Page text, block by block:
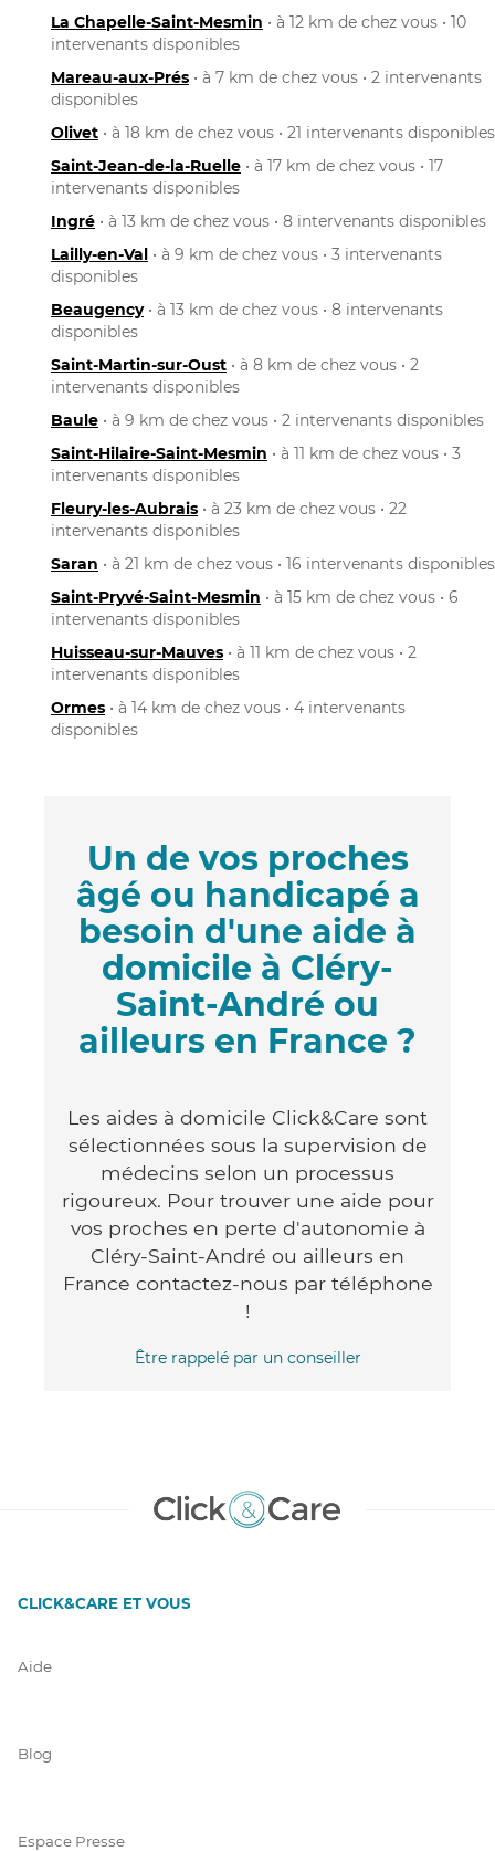
La Chapelle-Saint-Mesmin • à 12 km de chez vous • 10
intervenants disponibles
Mareau-aux-Prés • à 7 km de chez vous • 2 intervenants
disponibles
Olivet • à 18 km de chez vous • 21 intervenants disponibles
Saint-Jean-de-la-Ruelle • à 17 km de chez vous • 17
intervenants disponibles
Ingré • à 13 km de chez vous • 8 intervenants disponibles
Lailly-en-Val • à 9 km de chez vous • 3 intervenants
disponibles
Beaugency• à 13 km de chez vous • 8 intervenants
disponibles
Saint-Martin-sur-Oust • à 8 km de chez vous • 2
intervenants disponibles
Baule • à 9 km de chez vous • 2 intervenants disponibles
Saint-Hilaire-Saint-Mesmin • à 11 km de chez vous • 3
intervenants disponibles
Fleury-les-Aubrais • à 23 km de chez vous • 22
intervenants disponibles
Saran • à 21 km de chez vous • 16 intervenants disponibles
Saint-Pryvé-Saint-Mesmin • à 15 km de chez vous • 6
intervenants disponibles
Huisseau-sur-Mauves • à 11 km de chez vous • 2
intervenants disponibles
Ormes • à 14 km de chez vous • 4 intervenants
disponibles
Un de vos proches
âgé ou handicapé a
besoin d'une aide à
domicile à Cléry-
Saint-André ou
ailleurs en France ?
Les aides à domicile Click&Care sont
sélectionnées sous la supervision de
médecins selon un processus
rigoureux. Pour trouver une aide pour
vos proches en perte d'autonomie à
Cléry-Saint-André ou ailleurs en
France contactez-nous par téléphone
!
Être rappelé par un conseiller
CLICK&CARE ET VOUS
Aide
Blog
Espace Presse